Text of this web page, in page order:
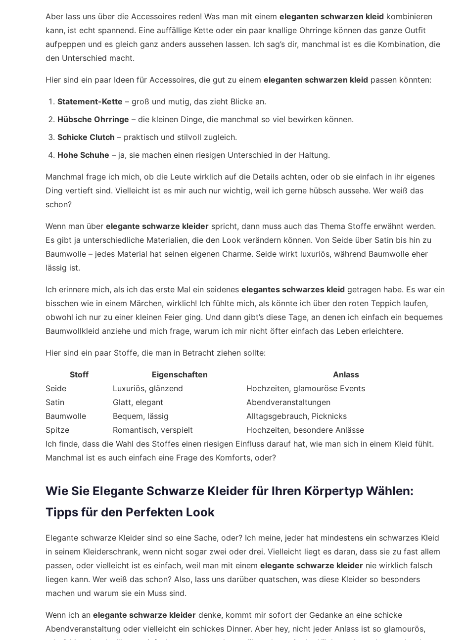
Aber lass uns über die Accessoires reden! Was man mit einem eleganten schwarzen kleid kombinieren
kann, ist echt spannend. Eine auffällige Kette oder ein paar knallige Ohrringe können das ganze Outfit
aufpeppen und es gleich ganz anders aussehen lassen. Ich sag’s dir, manchmal ist es die Kombination, die
den Unterschied macht.
Hier sind ein paar Ideen für Accessoires, die gut zu einem eleganten schwarzen kleid passen könnten:
Statement-Kette – groß und mutig, das zieht Blicke an.
Hübsche Ohrringe – die kleinen Dinge, die manchmal so viel bewirken können.
Schicke Clutch – praktisch und stilvoll zugleich.
Hohe Schuhe – ja, sie machen einen riesigen Unterschied in der Haltung.
Manchmal frage ich mich, ob die Leute wirklich auf die Details achten, oder ob sie einfach in ihr eigenes
Ding vertieft sind. Vielleicht ist es mir auch nur wichtig, weil ich gerne hübsch aussehe. Wer weiß das
schon?
Wenn man über elegante schwarze kleider spricht, dann muss auch das Thema Stoffe erwähnt werden.
Es gibt ja unterschiedliche Materialien, die den Look verändern können. Von Seide über Satin bis hin zu
Baumwolle – jedes Material hat seinen eigenen Charme. Seide wirkt luxuriös, während Baumwolle eher
lässig ist.
Ich erinnere mich, als ich das erste Mal ein seidenes elegantes schwarzes kleid getragen habe. Es war ein
bisschen wie in einem Märchen, wirklich! Ich fühlte mich, als könnte ich über den roten Teppich laufen,
obwohl ich nur zu einer kleinen Feier ging. Und dann gibt’s diese Tage, an denen ich einfach ein bequemes
Baumwollkleid anziehe und mich frage, warum ich mir nicht öfter einfach das Leben erleichtere.
Hier sind ein paar Stoffe, die man in Betracht ziehen sollte:
Stoff Eigenschaften
Anlass
Seide
Luxuriös, glänzend
Hochzeiten, glamouröse Events
Satin
Glatt, elegant
Abendveranstaltungen
Baumwolle
Bequem, lässig
Alltagsgebrauch, Picknicks
Spitze
Romantisch, verspielt
Hochzeiten, besondere Anlässe
Ich finde, dass die Wahl des Stoffes einen riesigen Einfluss darauf hat, wie man sich in einem Kleid fühlt.
Manchmal ist es auch einfach eine Frage des Komforts, oder?
Wie Sie Elegante Schwarze Kleider für Ihren Körpertyp Wählen:
Tipps für den Perfekten Look
Elegante schwarze Kleider sind so eine Sache, oder? Ich meine, jeder hat mindestens ein schwarzes Kleid
in seinem Kleiderschrank, wenn nicht sogar zwei oder drei. Vielleicht liegt es daran, dass sie zu fast allem
passen, oder vielleicht ist es einfach, weil man mit einem elegante schwarze kleider nie wirklich falsch
liegen kann. Wer weiß das schon? Also, lass uns darüber quatschen, was diese Kleider so besonders
machen und warum sie ein Muss sind.
Wenn ich an elegante schwarze kleider denke, kommt mir sofort der Gedanke an eine schicke
Abendveranstaltung oder vielleicht ein schickes Dinner. Aber hey, nicht jeder Anlass ist so glamourös,